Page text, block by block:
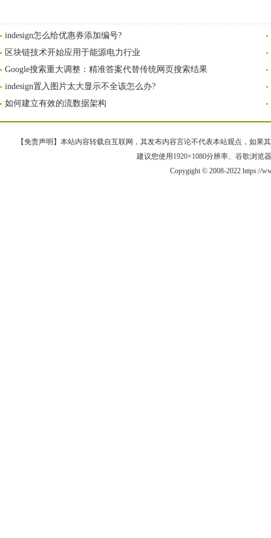
indesign怎么给优惠券添加编号?
区块链技术开始应用于能源电力行业
Google搜索重大调整：精准答案代替传统网页搜索结果
indesign置入图片太大显示不全该怎么办?
如何建立有效的流数据架构
【免责声明】本站内容转载自互联网，其发布内容言论不代表本站观点，如果
建议您使用1920×1080分辨率、谷歌浏览
Copygight © 2008-2022 https://